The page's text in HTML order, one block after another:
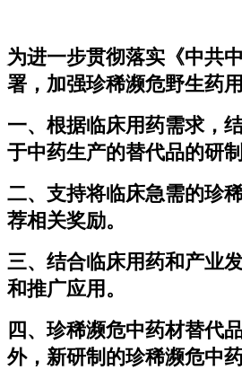
为进一步贯彻落实《中共
署，加强珍稀濒危野生药
一、根据临床用药需求，
于中药生产的替代品的研制
二、支持将临床急需的珍
荐相关奖励。
三、结合临床用药和产业
和推广应用。
四、珍稀濒危中药材替代
外，新研制的珍稀濒危中